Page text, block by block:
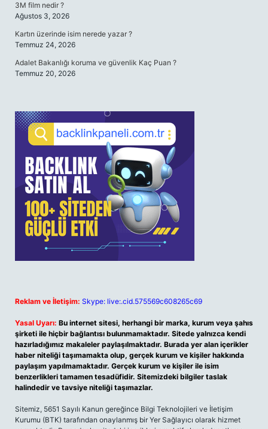
3M film nedir ?
Ağustos 3, 2026
Kartın üzerinde isim nerede yazar ?
Temmuz 24, 2026
Adalet Bakanlığı koruma ve güvenlik Kaç Puan ?
Temmuz 20, 2026
Reklam ve İletişim: Skype: live:.cid.575569c608265c69
Yasal Uyarı: Bu internet sitesi, herhangi bir marka, kurum veya şahıs
şirketi ile hiçbir bağlantısı bulunmamaktadır. Sitede yalnızca kendi
hazırladığımız makaleler paylaşılmaktadır. Burada yer alan içerikler
haber niteliği taşımamakta olup, gerçek kurum ve kişiler hakkında
paylaşım yapılmamaktadır. Gerçek kurum ve kişiler ile isim
benzerlikleri tamamen tesadüfidir. Sitemizdeki bilgiler taslak
halindedir ve tavsiye niteliği taşımazlar.
Sitemiz, 5651 Sayılı Kanun gereğince Bilgi Teknolojileri ve İletişim
Kurumu (BTK) tarafından onaylanmış bir Yer Sağlayıcı olarak hizmet